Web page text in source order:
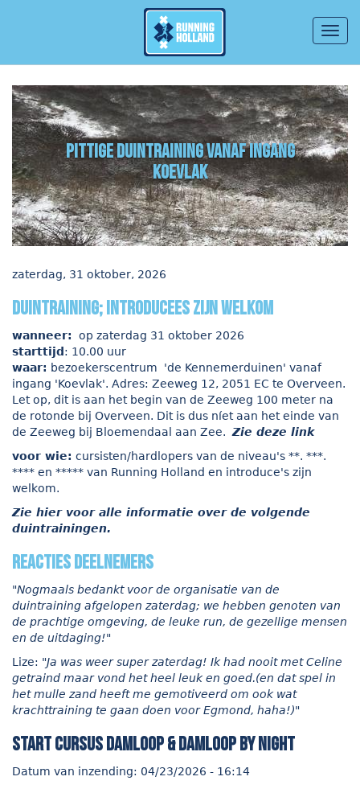
Overslaan en naar de inhoud gaan
pittige duintraining vanaf ingang
Koevlak
zaterdag, 31 oktober, 2026
duintraining; introducees zijn welkom
wanneer:
op zaterdag 31 oktober 2026
starttijd : 10.00 uur
waar: bezoekerscentrum 'de Kennemerduinen' vanaf
ingang 'Koevlak'. Adres: Zeeweg 12, 2051 EC te Overveen.
Let op, dit is aan het begin van de Zeeweg 100 meter na
de rotonde bij Overveen. Dit is dus níet aan het einde van
de Zeeweg bij Bloemendaal aan Zee. Zie deze link
voor wie: cursisten/hardlopers van de niveau's **. ***.
**** en ***** van Running Holland en introduce's zijn
welkom.
Zie hier voor alle informatie over de volgende
duintrainingen.
reacties deelnemers
"Nogmaals bedankt voor de organisatie van de
duintraining afgelopen zaterdag; we hebben genoten van
de prachtige omgeving, de leuke run, de gezellige mensen
en de uitdaging!"
Lize: "Ja was weer super zaterdag! Ik had nooit met Celine
getraind maar vond het heel leuk en goed.(en dat spel in
het mulle zand heeft me gemotiveerd om ook wat
krachttraining te gaan doen voor Egmond, haha!)"
start cursus Damloop & Damloop by night
Datum van inzending: 04/23/2026 - 16:14